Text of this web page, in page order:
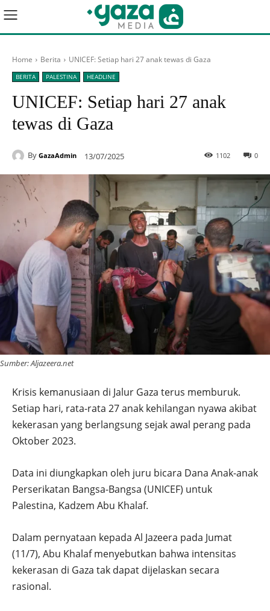
Home Berita UNICEF: Setiap hari 27 anak tewas di Gaza
BERITA PALESTINA HEADLINE
UNICEF: Setiap hari 27 anak
tewas di Gaza
By GazaAdmin 13/07/2025 0
1102
Sumber: Aljazeera.net
Krisis kemanusiaan di Jalur Gaza terus memburuk.
Setiap hari, rata-rata 27 anak kehilangan nyawa akibat
kekerasan yang berlangsung sejak awal perang pada
Oktober 2023.
Data ini diungkapkan oleh juru bicara Dana Anak-anak
Perserikatan Bangsa-Bangsa (UNICEF) untuk
Palestina, Kadzem Abu Khalaf.
Dalam pernyataan kepada Al Jazeera pada Jumat
(11/7), Abu Khalaf menyebutkan bahwa intensitas
kekerasan di Gaza tak dapat dijelaskan secara
rasional.